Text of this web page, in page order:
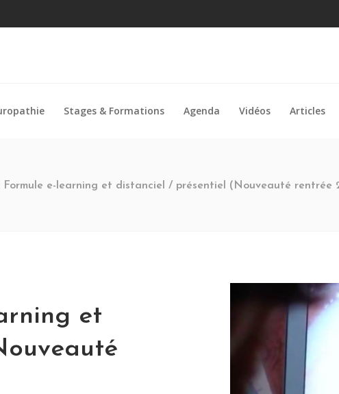
Stages & Formations Agenda Vidéos Articles
Formule e-learning et distanciel / présentiel (Nouveauté rentrée
et